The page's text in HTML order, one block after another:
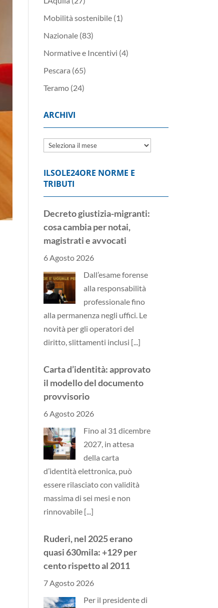
Mobilità sostenibile(1)
Nazionale(83)
Normative e Incentivi (4)
Pescara (65)
Teramo(24)
ARCHIVI
Archivi
ILSOLE24ORE NORME E
TRIBUTI
Decreto giustizia-migranti:
cosa cambia per notai,
magistrati e avvocati
6 Agosto 2026
Dall’esame forense
alla responsabilità
professionale fino
alla permanenza negli uffici. Le
novità per gli operatori del
diritto, slittamenti inclusi [...]
Carta d’identità: approvato
il modello del documento
provvisorio
6 Agosto 2026
Fino al 31 dicembre
2027, in attesa
della carta
d’identità elettronica, può
essere rilasciato con validità
massima di sei mesi e non
rinnovabile [...]
Ruderi, nel 2025 erano
quasi 630mila: +129 per
cento rispetto al 2011
7 Agosto 2026
Per il presidente di